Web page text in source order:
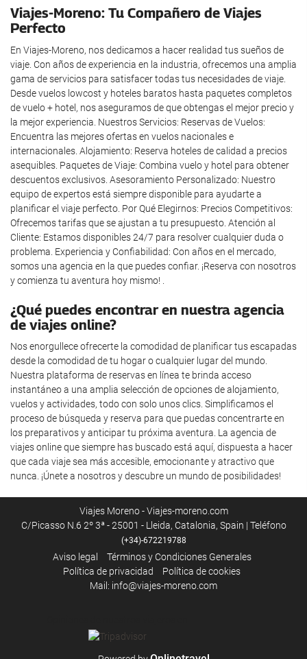
Viajes-Moreno: Tu Compañero de Viajes
Perfecto
En Viajes-Moreno, nos dedicamos a hacer realidad tus sueños de
viaje. Con años de experiencia en la industria, ofrecemos una amplia
gama de servicios para satisfacer todas tus necesidades de viaje.
Desde vuelos lowcost y hoteles baratos hasta paquetes completos
de vuelo + hotel, nos aseguramos de que obtengas el mejor precio y
la mejor experiencia. Nuestros Servicios: Reservas de Vuelos:
Encuentra las mejores ofertas en vuelos nacionales e
internacionales. Alojamiento: Reserva hoteles de calidad a precios
asequibles. Paquetes de Viaje: Combina vuelo y hotel para obtener
descuentos exclusivos. Asesoramiento Personalizado: Nuestro
equipo de expertos está siempre disponible para ayudarte a
planificar el viaje perfecto. Por Qué Elegirnos: Precios Competitivos:
Ofrecemos tarifas que se ajustan a tu presupuesto. Atención al
Cliente: Estamos disponibles 24/7 para resolver cualquier duda o
problema. Experiencia y Confiabilidad: Con años en el mercado,
somos una agencia en la que puedes confiar. ¡Reserva con nosotros
y comienza tu aventura hoy mismo! .
¿Qué puedes encontrar en nuestra agencia
de viajes online?
Nos enorgullece ofrecerte la comodidad de planificar tus escapadas
desde la comodidad de tu hogar o cualquier lugar del mundo.
Nuestra plataforma de reservas en línea te brinda acceso
instantáneo a una amplia selección de opciones de alojamiento,
vuelos y actividades, todo con solo unos clics. Simplificamos el
proceso de búsqueda y reserva para que puedas concentrarte en
los preparativos y anticipar tu próxima aventura. La agencia de
viajes online que siempre has buscado está aquí, dispuesta a hacer
que cada viaje sea más accesible, emocionante y atractivo que
nunca. ¡Únete a nosotros y descubre un mundo de posibilidades!
Viajes Moreno - Viajes-moreno.com
C/Picasso N.6 2º 3ª - 25001 - Lleida, Catalonia, Spain | Teléfono
(+34)-672219788
Aviso legal
Términos y Condiciones Generales
Política de privacidad
Política de cookies
Mail: info@viajes-moreno.com